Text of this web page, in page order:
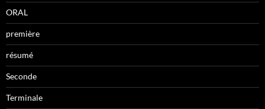
ORAL
première
résumé
Seconde
Terminale